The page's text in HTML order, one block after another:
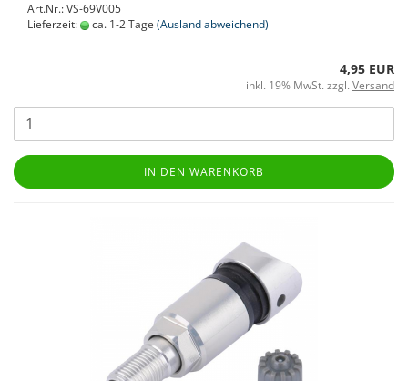
Art.Nr.: VS-69V005
Lieferzeit:
ca. 1-2 Tage (Ausland abweichend)
4,95 EUR
inkl. 19% MwSt. zzgl. Versand
IN DEN WARENKORB